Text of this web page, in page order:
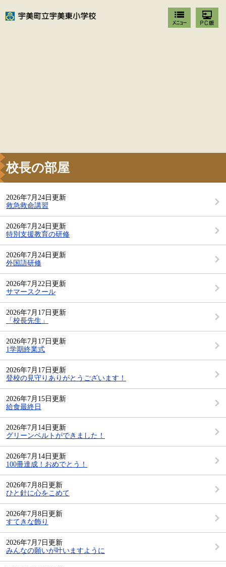
校長の部屋
2026年7月24日更新
救急救命講習
2026年7月24日更新
特別支援教育の研修
2026年7月24日更新
外国語研修
2026年7月22日更新
サマースクール
2026年7月17日更新
「校長先生」
2026年7月17日更新
1学期終業式
2026年7月17日更新
登校の見守りありがとうございます！
2026年7月15日更新
給食最終日
2026年7月14日更新
グリーンベルトができました！
2026年7月14日更新
100冊達成！おめでとう！
2026年7月8日更新
ひと針に心をこめて
2026年7月8日更新
すてきな飾り
2026年7月7日更新
みんなの願いが叶いますように